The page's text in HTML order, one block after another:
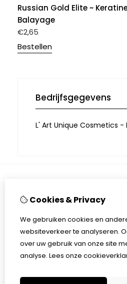
Russian Gold Elite ~
Balayage
€2,65
Bestellen
Bedrijfsgegevens
L' Art Unique Cosmetics -
Informatie
Algemene voorwaarden
Privacy
Cookies & Privacy
We gebruiken cookies en
websiteverkeer te analyseren.
over uw gebruik van onze site
analyse. Lees onze